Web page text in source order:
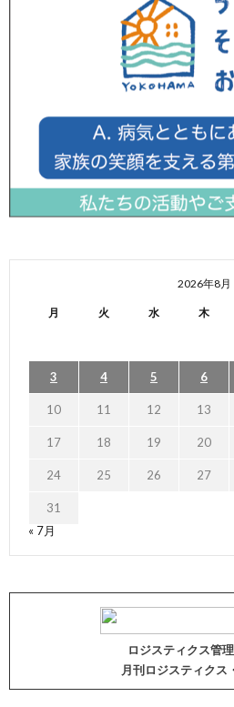
2026年8月
月 火 水 木
3 4 5 6
10 11 12 13
17 18 19 20
24 25 26 27
31
« 7月
ロジスティクス管
月刊ロジスティクス